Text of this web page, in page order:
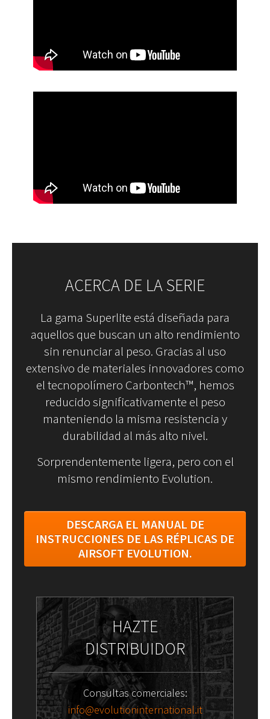
ACERCA DE LA SERIE
La gama Superlite está diseñada para
aquellos que buscan un alto rendimiento
sin renunciar al peso. Gracias al uso
extensivo de materiales innovadores como
el tecnopolímero Carbontech™, hemos
reducido significativamente el peso
manteniendo la misma resistencia y
durabilidad al más alto nivel.
Sorprendentemente ligera, pero con el
mismo rendimiento Evolution.
DESCARGA EL MANUAL DE
INSTRUCCIONES DE LAS RÉPLICAS DE
AIRSOFT EVOLUTION.
HAZTE
DISTRIBUIDOR
Consultas comerciales:
info@evolutioninternational.it